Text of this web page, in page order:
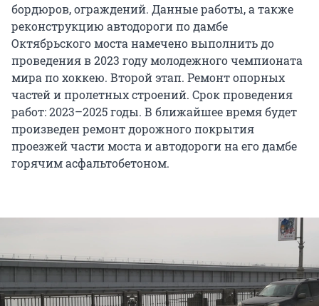
бордюров, ограждений. Данные работы, а также
реконструкцию автодороги по дамбе
Октябрьского моста намечено выполнить до
проведения в 2023 году молодежного чемпионата
мира по хоккею. Второй этап. Ремонт опорных
частей и пролетных строений. Срок проведения
работ: 2023–2025 годы. В ближайшее время будет
произведен ремонт дорожного покрытия
проезжей части моста и автодороги на его дамбе
горячим асфальтобетоном.